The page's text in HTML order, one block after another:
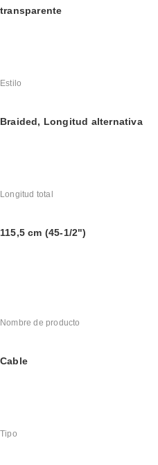
transparente
Estilo
Braided, Longitud alternativa
Longitud total
115,5 cm (45-1/2")
Nombre de producto
Cable
Tipo